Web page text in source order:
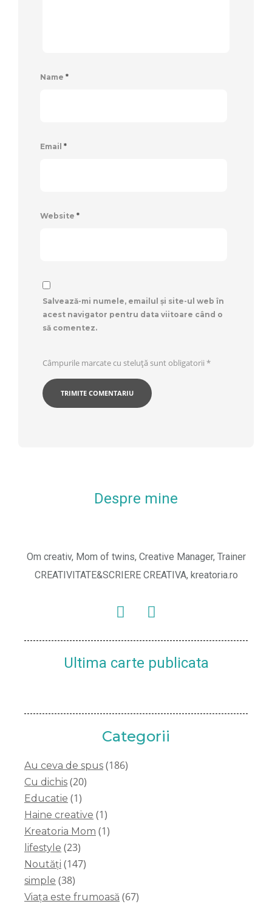
Name *
Email *
Website *
Salvează-mi numele, emailul și site-ul web în
acest navigator pentru data viitoare când o
să comentez.
Câmpurile marcate cu steluță sunt obligatorii *
Despre mine
Om creativ, Mom of twins, Creative Manager, Trainer
CREATIVITATE&SCRIERE CREATIVA, kreatoria.ro
Ultima carte publicata
Categorii
Au ceva de spus (186)
Cu dichis (20)
Educatie (1)
Haine creative (1)
Kreatoria Mom (1)
lifestyle (23)
Noutăți (147)
simple (38)
Viața este frumoasă (67)